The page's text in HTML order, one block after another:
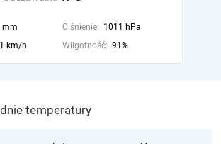
mm Ciśnienie: 1011 hPa
km/h Wilgotność: 91%
temperatury